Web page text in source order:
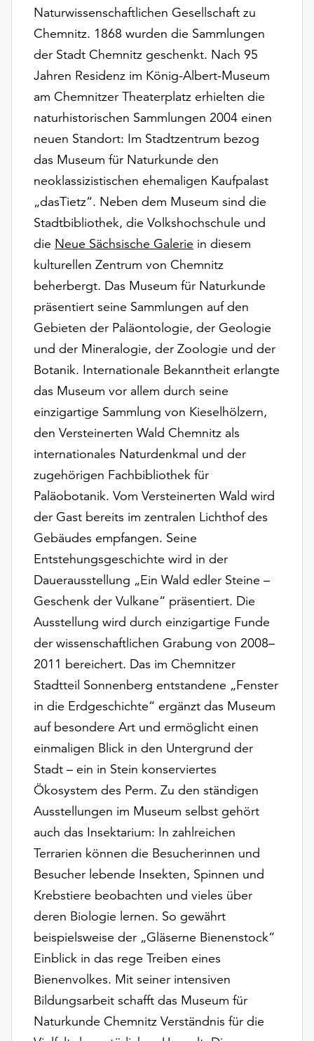
ohne
Einverständnis
weiterhin
ausgeführt.
verwendeten
Cookies
anpassen,
erreichen
Einstellungen
über
Schaltfläche
„Auswählen“.
Weitere
Informationen
finden
unserer
Datenschutzerklärung
oder
dem
Impressum
Naturwissenschaftlichen Gesellschaft zu
Chemnitz. 1868 wurden die Sammlungen
der Stadt Chemnitz geschenkt. Nach 95
Jahren Residenz im König-Albert-Museum
am Chemnitzer Theaterplatz erhielten die
naturhistorischen Sammlungen 2004 einen
neuen Standort: Im Stadtzentrum bezog
das Museum für Naturkunde den
neoklassizistischen ehemaligen Kaufpalast
„dasTietz“. Neben dem Museum sind die
Stadtbibliothek, die Volkshochschule und
die Neue Sächsische Galerie in diesem
kulturellen Zentrum von Chemnitz
beherbergt. Das Museum für Naturkunde
präsentiert seine Sammlungen auf den
Gebieten der Paläontologie, der Geologie
und der Mineralogie, der Zoologie und der
Botanik. Internationale Bekanntheit erlangte
das Museum vor allem durch seine
einzigartige Sammlung von Kieselhölzern,
den Versteinerten Wald Chemnitz als
internationales Naturdenkmal und der
zugehörigen Fachbibliothek für
Paläobotanik. Vom Versteinerten Wald wird
der Gast bereits im zentralen Lichthof des
Gebäudes empfangen. Seine
Entstehungsgeschichte wird in der
Dauerausstellung „Ein Wald edler Steine –
Geschenk der Vulkane“ präsentiert. Die
Ausstellung wird durch einzigartige Funde
der wissenschaftlichen Grabung von 2008–
2011 bereichert. Das im Chemnitzer
Stadtteil Sonnenberg entstandene „Fenster
in die Erdgeschichte“ ergänzt das Museum
auf besondere Art und ermöglicht einen
einmaligen Blick in den Untergrund der
Stadt – ein in Stein konserviertes
Ökosystem des Perm. Zu den ständigen
Ausstellungen im Museum selbst gehört
auch das Insektarium: In zahlreichen
Terrarien können die Besucherinnen und
Besucher lebende Insekten, Spinnen und
Krebstiere beobachten und vieles über
deren Biologie lernen. So gewährt
beispielsweise der „Gläserne Bienenstock“
Einblick in das rege Treiben eines
Bienenvolkes. Mit seiner intensiven
Bildungsarbeit schafft das Museum für
Naturkunde Chemnitz Verständnis für die